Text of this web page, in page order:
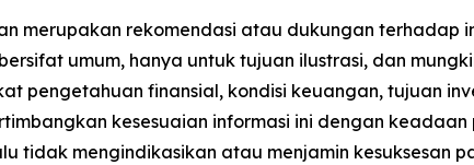
merupakan rekomendasi atau dukungan terhadap
umum, hanya untuk tujuan ilustrasi, dan
pengetahuan finansial, kondisi keuangan, tujuan
kesesuaian informasi ini dengan
tidak mengindikasikan atau menjamin kesuksesan